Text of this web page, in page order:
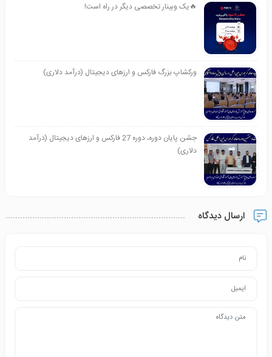
🔥یک وبینار تخصصی دیگر در راه است!
ورکشاپ بزرگ فارکس و ارزهای دیجیتال (درآمد دلاری)
جشن پایان دوره، دوره 27 فارکس و ارزهای دیجیتال (درآمد
دلاری)
ارسال دیدگاه